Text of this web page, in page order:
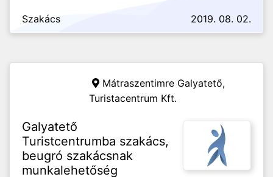
Szakács 2019. 08. 02.
Mátraszentimre Galyatető,
Turistacentrum Kft.
Galyatető
Turistcentrumba szakács,
beugró szakácsnak
munkalehetőség